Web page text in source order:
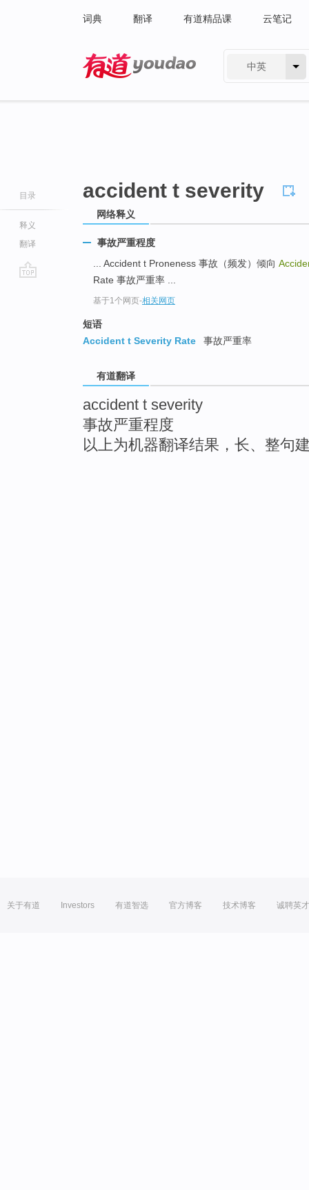
词典 翻译 有道精品课 云笔记
中英
目录
释义
翻译
accident t severity
网络释义
事故严重程度
... Accident t Proneness 事故（频发）倾向
Rate 事故严重率 ...
基于1个网页-相关网页
短语
Accident t Severity Rate
事故严重率
有道翻译
accident t severity
事故严重程度
以上为机器翻译结果，长、整句
关于有道 Investors 有道智选 官方博客 技术博客 诚聘英才